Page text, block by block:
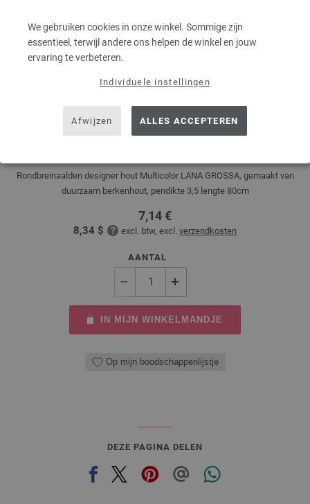
We gebruiken cookies in onze winkel. Sommige zijn
essentieel, terwijl andere ons helpen de winkel en jouw
ervaring te verbeteren.
Individuele instellingen
Afwijzen ALLES ACCEPTEREN
Rondbreinaalden Designer Hout Multicolor dikte
Rondbreinaalden designer hout Multicolor LANA GROSSA, gemaakt van
duurzaam berkenhout, pendikte 3,5 lengte 80cm
7,14 €
8,34 $ excl. btw, excl. verzendkosten
AANTAL
IN MIJN WINKELMANDJE
Op mijn boodschappenlijstje
DEZE PAGINA DELEN